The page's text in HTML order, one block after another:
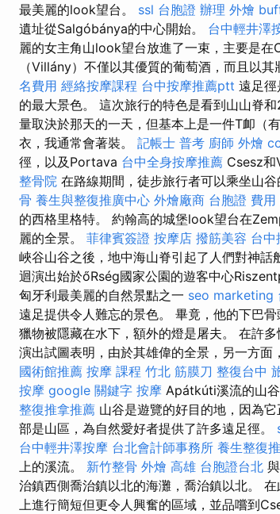
最美麗的look望台。 ssl 台胞證 辦理 外燴
遺址從Salgóbánya的中心開始。 台中輕井澤
麗的女主角山look望台放進了一束，主要是在
（Villány）不僅以其優質的葡萄酒，而且以
名費用 經絡按摩課程 台中按摩推薦ptt 遠足徑
的最大景色。 這次旅行的特色是看到山山脊
量取決於那天的一天，但基本上是一件T卹（
衣，我通常會著裝。 記帳士 普考 廚師 外燴
徑，以及Portava 台中全身按摩推薦 Csesz和
整骨院 在路線期間，徒步旅行者可以乘坐山
骨 養生與整復推廣中心 外燴廠商 台胞證 費用
的西格里格特。 約翰高的城堡look望台在
麗的全景。 菲律賓簽證 按摩店 撥筋美容 台中
峽谷山谷之後，地中海山脊引起了人們對神話
迴演出始於őRség國家公園的遊客中心
匈牙利最美麗的自然景點之一 seo marketing
遠足提供令人難忘的景色。 畢竟，他的下巴
獵物被隱藏在水下，額外的燈是屠夫。 在許
演出試圖表明，由於其雄偉的全景，另一方面
國術館推薦 按摩 課程 竹北 筋膜刀 整復台中
按摩 google 關鍵字 按摩 Apátkúti溪流的山
整復推拿推薦 山谷是遊覽的好目的地，因為
部是山區，為自然愛好者提供了許多遠足徑。
台中輕井澤按摩 台北會計師事務所 養生整復
上的溪流。 新竹整骨 外燴 高雄 台胞證台北
治鎮西側喬治鎮以北的海灘，喬治鎮以北。
上進行簡短但更令人興奮的區域，並品嚐到